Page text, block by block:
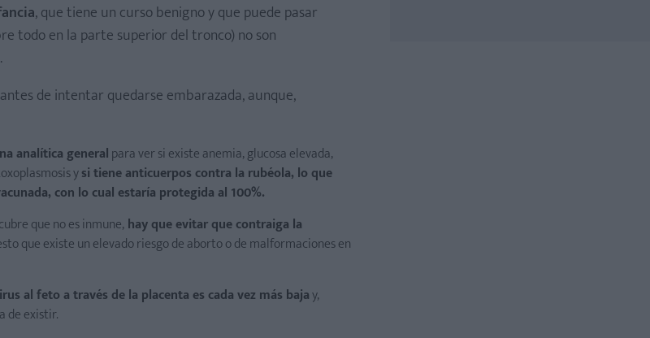
, que tiene un curso benigno y que puede pasar
todo en la parte superior del tronco) no son
de intentar quedarse embarazada, aunque,
analítica generalpara ver si existe anemia, glucosa elevada,
ysi tiene anticuerpos contra la rubéola, lo que
con lo cual estaría protegida al 100%.
que no es inmune,hay que evitar que contraiga la
que existe un elevado riesgo de aborto o de malformaciones en
al feto a través de la placenta es cada vez más bajay,
de existir.